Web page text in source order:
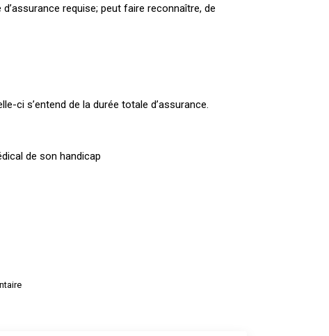
requise; peut faire reconnaître, de
ci s’entend de la durée totale d’assurance.
de son handicap